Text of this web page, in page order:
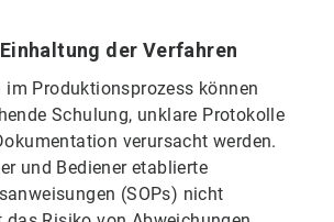
der Verfahren
im Produktionsprozess können
Schulung, unklare Protokolle
verursacht werden.
und Bediener etablierte
(SOPs) nicht